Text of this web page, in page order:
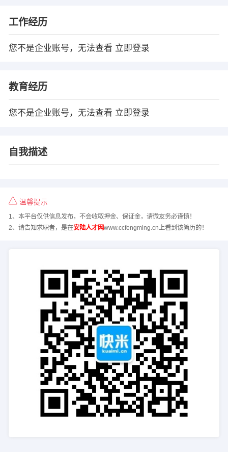
工作经历
您不是企业账号，无法查看 立即登录
教育经历
您不是企业账号，无法查看 立即登录
自我描述
温馨提示
1、本平台仅供信息发布，不会收取押金、保证金，请微友务必谨慎！
2、请告知求职者，是在安陆人才网www.ccfengming.cn上看到该简历的！